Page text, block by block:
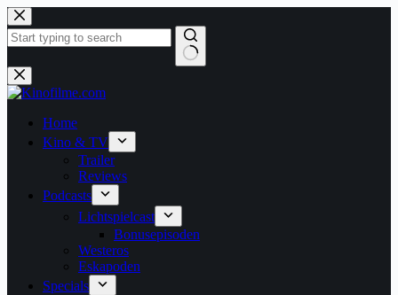
Zum
Inhalt
springen
Keine
Ergebnisse
Home
Kino & TV
Trailer
Reviews
Podcasts
Lichtspielcast
Bonusepisoden
Westeros
Eskapoden
Specials